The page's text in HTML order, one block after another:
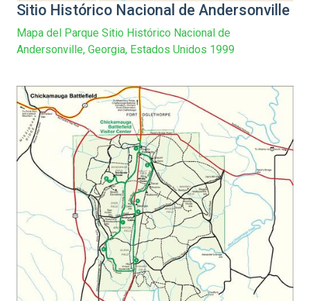
Sitio Histórico Nacional de Andersonville
Mapa del Parque Sitio Histórico Nacional de
Andersonville, Georgia, Estados Unidos 1999